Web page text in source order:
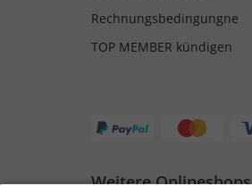
Rechnungsbedingungne
TOP MEMBER kündigen
Weitere Onlineshops